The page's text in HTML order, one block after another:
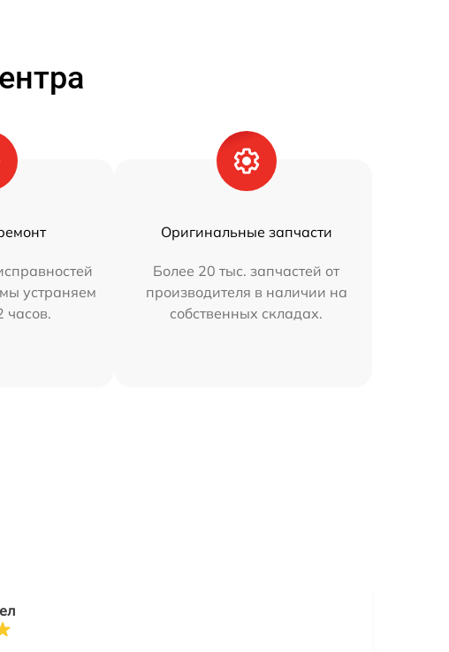
устраняем
часов.
Оригинальные запчасти
Более 20 тыс. запчастей от
производителя в наличии на
собственных складах.